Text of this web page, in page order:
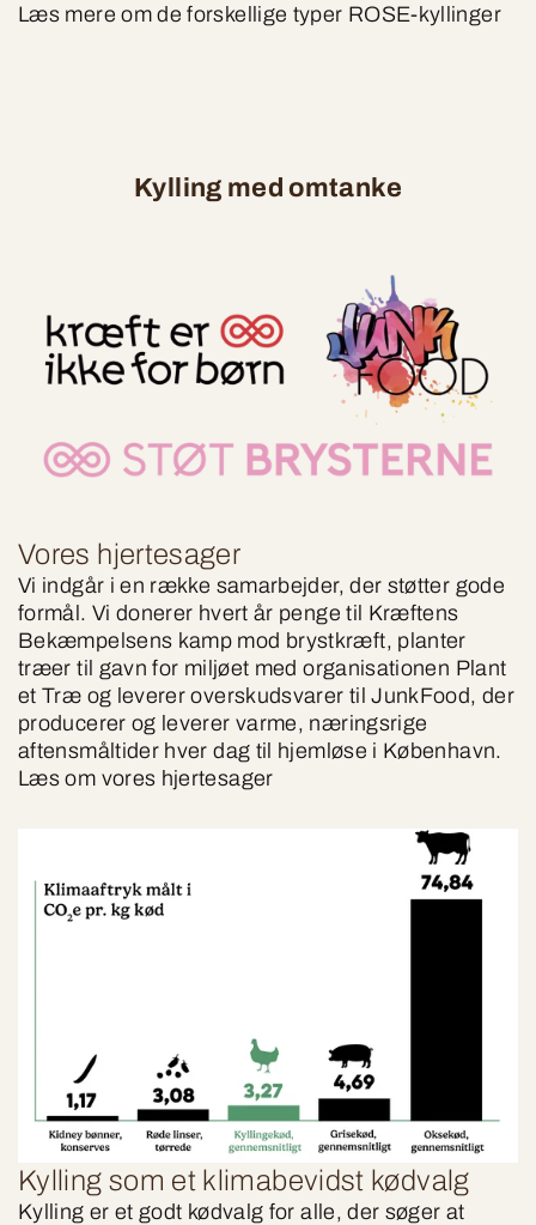
Læs mere om de forskellige typer ROSE-kyllinger
Kylling med omtanke
Vores hjertesager
Vi indgår i en række samarbejder, der støtter gode
formål. Vi donerer hvert år penge til Kræftens
Bekæmpelsens kamp mod brystkræft, planter
træer til gavn for miljøet med organisationen Plant
et Træ og leverer overskudsvarer til JunkFood, der
producerer og leverer varme, næringsrige
aftensmåltider hver dag til hjemløse i København.
Læs om vores hjertesager
Kylling som et klimabevidst kødvalg
Kylling er et godt kødvalg for alle, der søger at